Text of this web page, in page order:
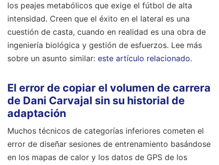
los peajes metabólicos que exige el fútbol de alta
intensidad. Creen que el éxito en el lateral es una
cuestión de casta, cuando en realidad es una obra de
ingeniería biológica y gestión de esfuerzos. Lee más
sobre un asunto similar: este artículo relacionado.
El error de copiar el volumen de carrera
de Dani Carvajal sin su historial de
adaptación
Muchos técnicos de categorías inferiores cometen el
error de diseñar sesiones de entrenamiento basándose
en los mapas de calor y los datos de GPS de los